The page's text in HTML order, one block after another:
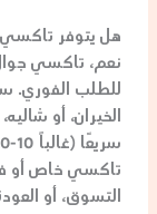
هل يتوفر تاكسي
نعم، تاكسي
للطلب الفوري.
الخيران، أو
سريعًا (غالباً 10-20 دقيقة حسب الموقع)، وتشمل خيارات
تاكسي خاصأو
التسوق، أو